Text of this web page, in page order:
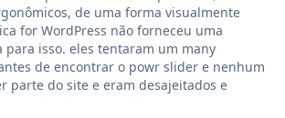
de uma forma visualmente
for WordPress não forneceu uma
para isso. eles tentaram um many
de encontrar o powr slider e nenhum
parte do site e eram desajeitados e